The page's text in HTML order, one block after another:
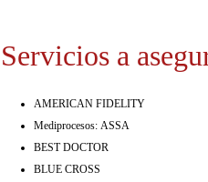
Servicios a
AMERICAN FIDELITY
Mediprocesos: ASSA
BEST DOCTOR
BLUE CROSS